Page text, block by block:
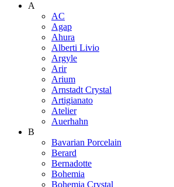
A
AC
Agap
Ahura
Alberti Livio
Argyle
Arir
Arium
Arnstadt Crystal
Artigianato
Atelier
Auerhahn
B
Bavarian Porcelain
Berard
Bernadotte
Bohemia
Bohemia Crystal